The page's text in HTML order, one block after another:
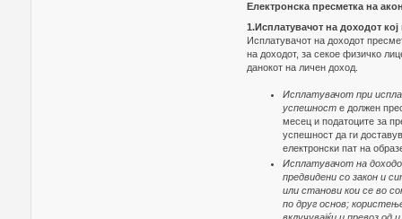
Електронска пресметка на
1.Исплатувачот на доходот
Исплатувачот на доходот
на доходот, за секое физичко
данокот на личен доход.
Исплатувачот при
успешност е должен
месец и податоците за
успешност да ги
електронски пат на
Исплатувачот на
предвидени со закон и
или станови кои се во
по друг основ;